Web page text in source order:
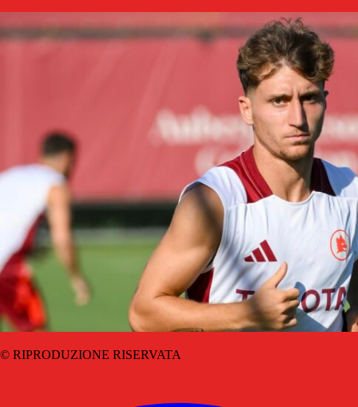
© RIPRODUZIONE RISERVATA